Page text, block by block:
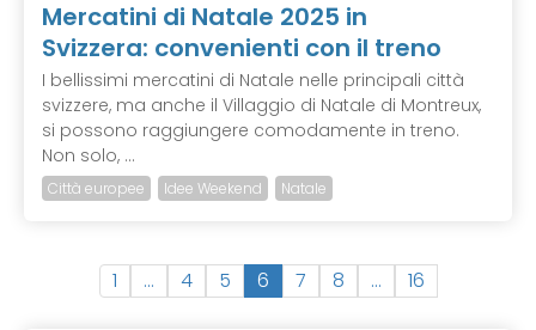
Mercatini di Natale 2025 in
Svizzera: convenienti con il treno
I bellissimi mercatini di Natale nelle principali città
svizzere, ma anche il Villaggio di Natale di Montreux,
si possono raggiungere comodamente in treno.
Non solo, ...
Città europee Idee Weekend Natale
1 … 4 5 6(
c
7 8 … 16